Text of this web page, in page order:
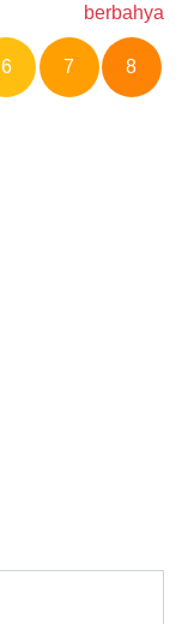
berbahya
6 7 8